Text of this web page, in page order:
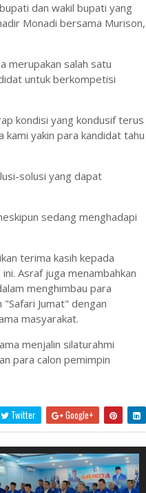
dan wakil bupati yang
Monadi bersama Murison,
merupakan salah satu
untuk berkompetisi
kondisi yang kondusif terus
kami yakin para kandidat tahu
solusi yang dapat
sedang menghadapi
terima kasih kepada
Asraf juga menambahkan
menghimbau para
Jumat" dengan
masyarakat.
menjalin silaturahmi
para calon pemimpin
Twitter Google+